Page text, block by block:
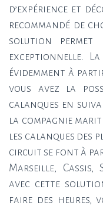
d’expérience et
recommandé de
solution permet
exceptionnelle.
évidemment à
vous avez la
calanques en
la compagnie
les calanques des
circuit se font à
Marseille, Cassis,
avec cette
faire des heures,